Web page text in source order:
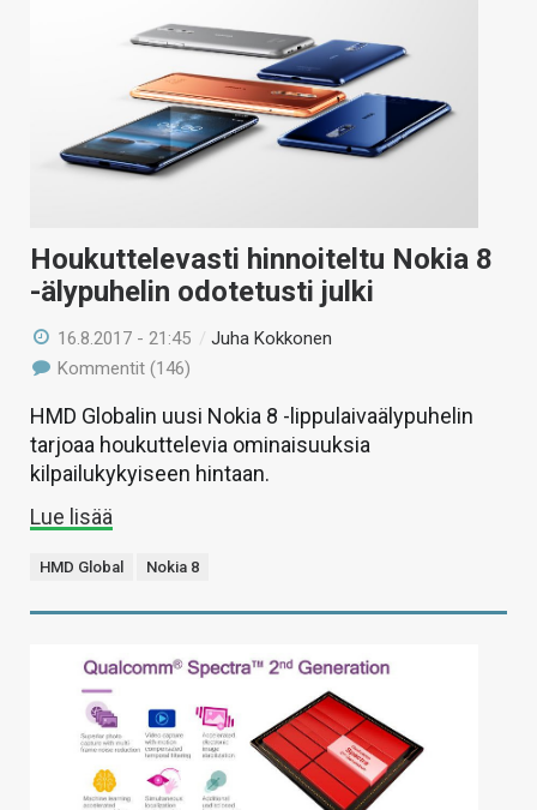
Houkuttelevasti hinnoiteltu Nokia 8
-älypuhelin odotetusti julki
16.8.2017 - 21:45 /Juha Kokkonen
Kommentit (146)
HMD Globalin uusi Nokia 8 -lippulaivaälypuhelin
tarjoaa houkuttelevia ominaisuuksia
kilpailukykyiseen hintaan.
Lue lisää
HMD Global Nokia 8